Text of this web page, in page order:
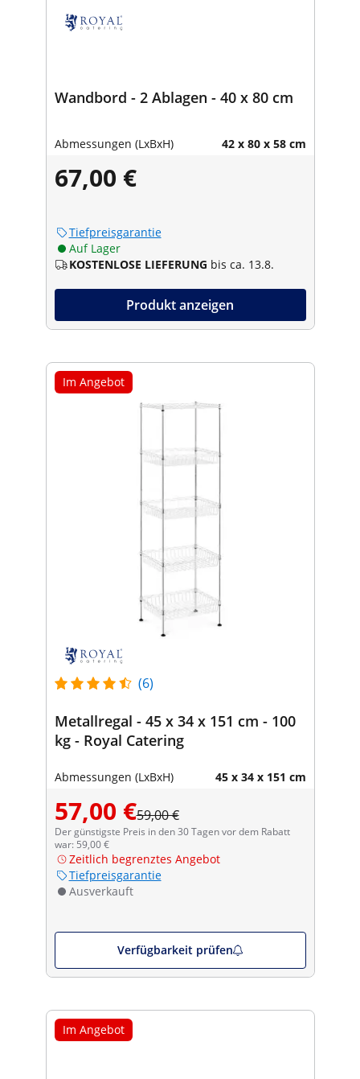
Wandbord - 2 Ablagen - 40 x 80 cm
Abmessungen (LxBxH) 42 x 80 x 58 cm
67,00 €
Tiefpreisgarantie
Auf Lager
KOSTENLOSE LIEFERUNG bis ca. 13.8.
Produkt anzeigen
Im Angebot
(6)
Metallregal - 45 x 34 x 151 cm - 100
kg - Royal Catering
Abmessungen (LxBxH) 45 x 34 x 151 cm
57,00 €59,00 €
Der günstigste Preis in den 30 Tagen vor dem Rabatt
war: 59,00 €
Zeitlich begrenztes Angebot
Tiefpreisgarantie
Ausverkauft
Verfügbarkeit prüfen
Im Angebot